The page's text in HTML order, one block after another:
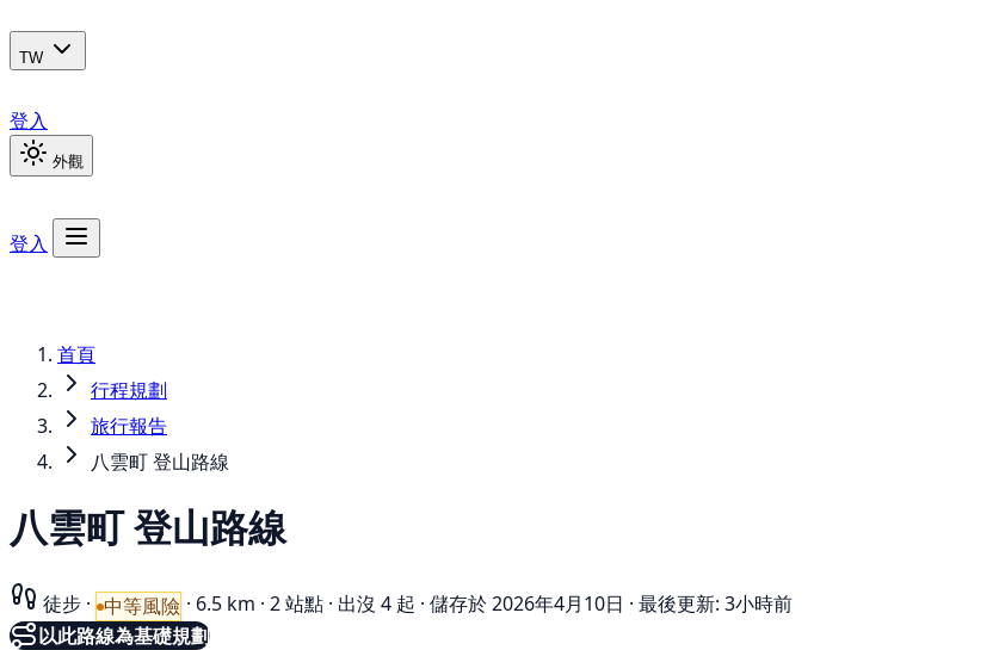
TW
登入
外觀
登入
首頁
行程規劃
旅行報告
八雲町 登山路線
八雲町 登山路線
徒步 · 中等風險 · 6.5 km · 2 站點 · 出沒 4 起 · 儲存於 2026年4月10日 · 最後更新: 3小時前
以此路線為基礎規劃